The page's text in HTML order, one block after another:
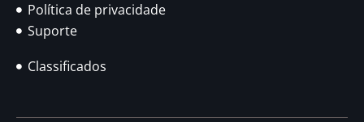
Política de privacidade
Suporte
Classificados